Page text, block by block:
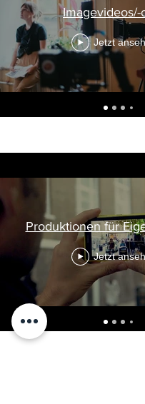
Imagevideos/-
Jetzt
Produktionen für
Jetzt